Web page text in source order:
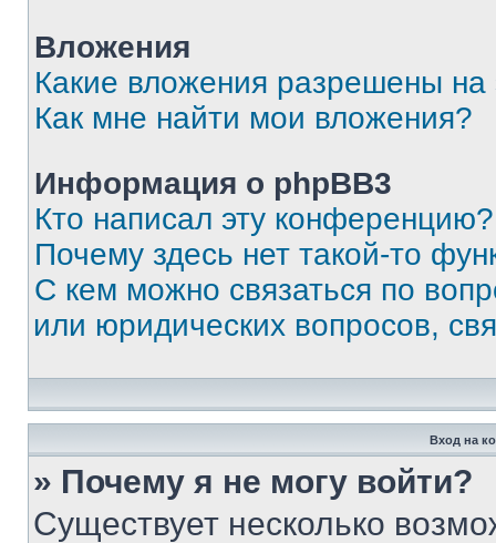
Вложения
Какие вложения разрешены
Как мне найти мои вложения?
Информация о phpBB3
Кто написал эту конференцию?
Почему здесь нет такой-то
С кем можно связаться по
или юридических вопросов,
Вход на
» Почему я не могу войти?
Существует несколько